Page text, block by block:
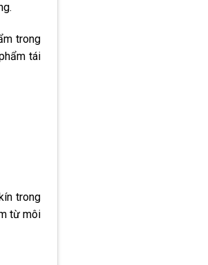
trong
tái
trong
từ môi